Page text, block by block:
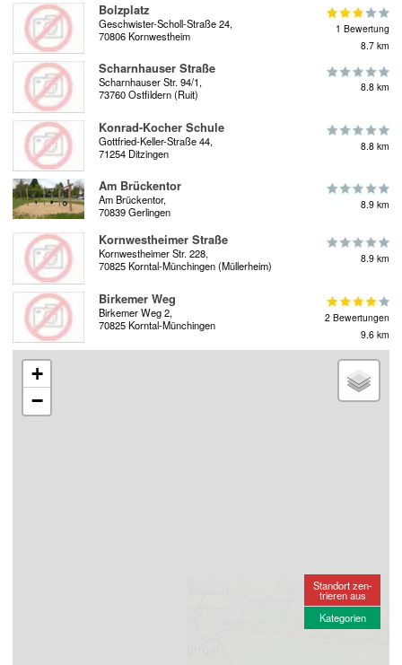
Bolzplatz
Geschwister-Scholl-Straße 24,
70806 Kornwestheim
1 Bewertung
8.7 km
Scharnhauser Straße
Scharnhauser Str. 94/1,
73760 Ostfildern (Ruit)
8.8 km
Konrad-Kocher Schule
Gottfried-Keller-Straße 44,
71254 Ditzingen
8.8 km
Am Brückentor
Am Brückentor,
70839 Gerlingen
8.9 km
Kornwestheimer Straße
Kornwestheimer Str. 228,
70825 Korntal-Münchingen (Müllerheim)
8.9 km
Birkemer Weg
Birkemer Weg 2,
70825 Korntal-Münchingen
2 Bewertungen
9.6 km
+
−
Standort zen-
trieren aus
Kategorien